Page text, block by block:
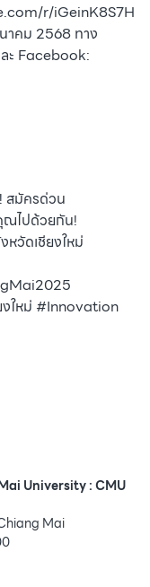
r/iGeinK8S7H
าคม 2568 ทาง
ะ Facebook:
สมัครด่วน
ณไปด้วยกัน!
วัดเชียงใหม่
ใหม่ #Innovation
University : CMU
Mai